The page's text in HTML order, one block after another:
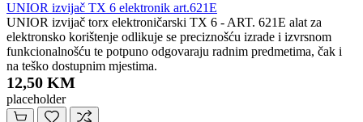
UNIOR izvijač TX 6 elektronik art.621E
UNIOR izvijač torx elektroničarski TX 6 - ART. 621E alat za
elektronsko korištenje odlikuje se preciznošću izrade i izvrsnom
funkcionalnošću te potpuno odgovaraju radnim predmetima, čak i
na teško dostupnim mjestima.
12,50 KM
placeholder